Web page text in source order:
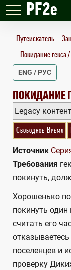
PF2e
Путеискатель —
Покидание гекса
ENG / РУС
ПОКИДАНИЕ
ABANDON HEX
Legacy
Свободное Время
Источник
Требования
покинуть,
Хорошенько
покинуть один
считать его
поселенцев и
проверку